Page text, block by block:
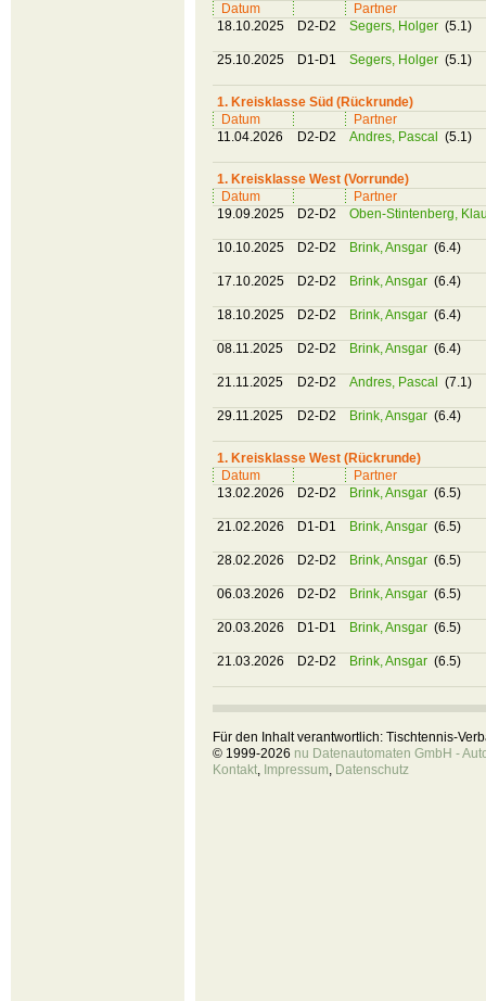
Datum
Partner
18.10.2025
D2-D2 Segers, Holger (5.1)
25.10.2025 D1-D1 Segers, Holger (5.1)
1. Kreisklasse Süd (Rückrunde)
Datum
Partner
11.04.2026
D2-D2 Andres, Pascal (5.1)
1. Kreisklasse West (Vorrunde)
Datum
Partner
19.09.2025
D2-D2 Oben-Stintenberg,
10.10.2025 D2-D2 Brink, Ansgar (6.4)
17.10.2025 D2-D2 Brink, Ansgar (6.4)
18.10.2025 D2-D2 Brink, Ansgar (6.4)
08.11.2025 D2-D2 Brink, Ansgar (6.4)
21.11.2025 D2-D2 Andres, Pascal (7.1)
29.11.2025 D2-D2 Brink, Ansgar (6.4)
1. Kreisklasse West (Rückrunde)
Datum
Partner
13.02.2026
D2-D2 Brink, Ansgar (6.5)
21.02.2026 D1-D1 Brink, Ansgar (6.5)
28.02.2026 D2-D2 Brink, Ansgar (6.5)
06.03.2026 D2-D2 Brink, Ansgar (6.5)
20.03.2026 D1-D1 Brink, Ansgar (6.5)
21.03.2026 D2-D2 Brink, Ansgar (6.5)
Für den Inhalt verantwortlich: Tischtennis-
© 1999-2026 nu Datenautomaten GmbH -
Kontakt, Impressum, Datenschutz